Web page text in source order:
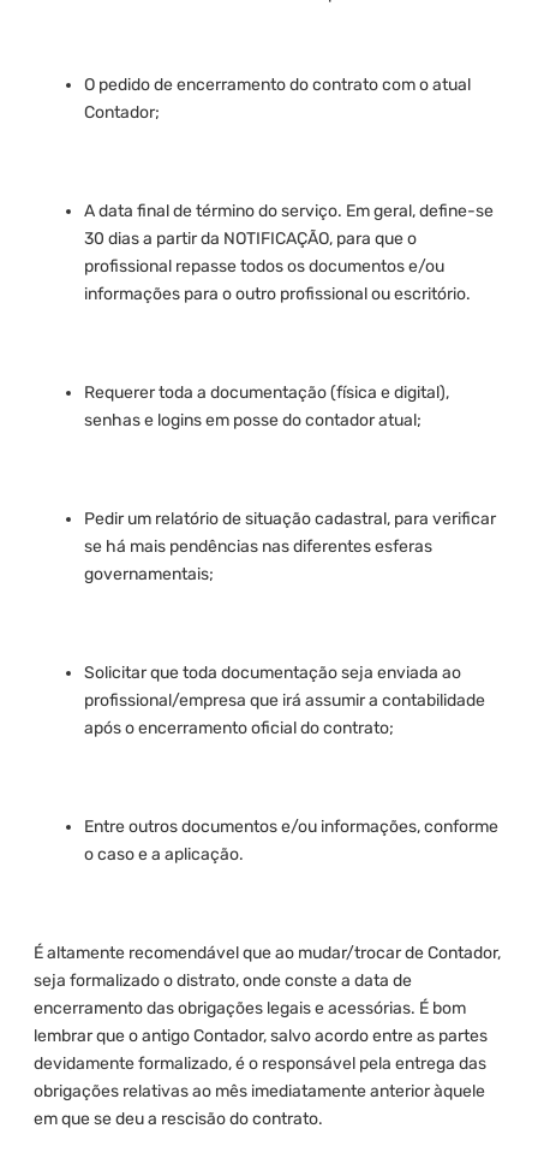
O pedido de encerramento do contrato com o atual
Contador;
A data final de término do serviço. Em geral, define-se
30 dias a partir da NOTIFICAÇÃO, para que o
profissional repasse todos os documentos e/ou
informações para o outro profissional ou escritório.
Requerer toda a documentação (física e digital),
senhas e logins em posse do contador atual;
Pedir um relatório de situação cadastral, para verificar
se há mais pendências nas diferentes esferas
governamentais;
Solicitar que toda documentação seja enviada ao
profissional/empresa que irá assumir a contabilidade
após o encerramento oficial do contrato;
Entre outros documentos e/ou informações, conforme
o caso e a aplicação.
É altamente recomendável que ao mudar/trocar de Contador,
seja formalizado o distrato, onde conste a data de
encerramento das obrigações legais e acessórias. É bom
lembrar que o antigo Contador, salvo acordo entre as partes
devidamente formalizado, é o responsável pela entrega das
obrigações relativas ao mês imediatamente anterior àquele
em que se deu a rescisão do contrato.